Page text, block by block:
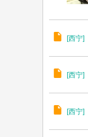
[西宁]
[西宁]
[西宁]